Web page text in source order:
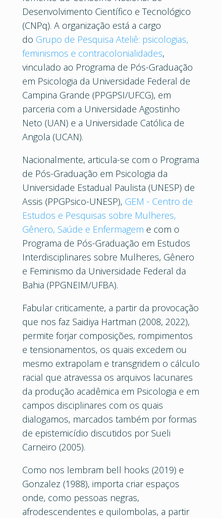
Desenvolvimento Científico e Tecnológico
(CNPq). A organização está a cargo
do Grupo de Pesquisa Ateliê: psicologias,
feminismos e contracolonialidades,
vinculado ao Programa de Pós-Graduação
em Psicologia da Universidade Federal de
Campina Grande (PPGPSI/UFCG), em
parceria com a Universidade Agostinho
Neto (UAN) e a Universidade Católica de
Angola (UCAN).
Nacionalmente, articula-se com o Programa
de Pós-Graduação em Psicologia da
Universidade Estadual Paulista (UNESP) de
Assis (PPGPsico-UNESP), GEM - Centro de
Estudos e Pesquisas sobre Mulheres,
Gênero, Saúde e Enfermagem e com o
Programa de Pós-Graduação em Estudos
Interdisciplinares sobre Mulheres, Gênero
e Feminismo da Universidade Federal da
Bahia (PPGNEIM/UFBA).
Fabular criticamente, a partir da provocação
que nos faz Saidiya Hartman (2008, 2022),
permite forjar composições, rompimentos
e tensionamentos, os quais excedem ou
mesmo extrapolam e transgridem o cálculo
racial que atravessa os arquivos lacunares
da produção acadêmica em Psicologia e em
campos disciplinares com os quais
dialogamos, marcados também por formas
de epistemicídio discutidos por Sueli
Carneiro (2005).
Como nos lembram bell hooks (2019) e
Gonzalez (1988), importa criar espaços
onde, como pessoas negras,
afrodescendentes e quilombolas, a partir